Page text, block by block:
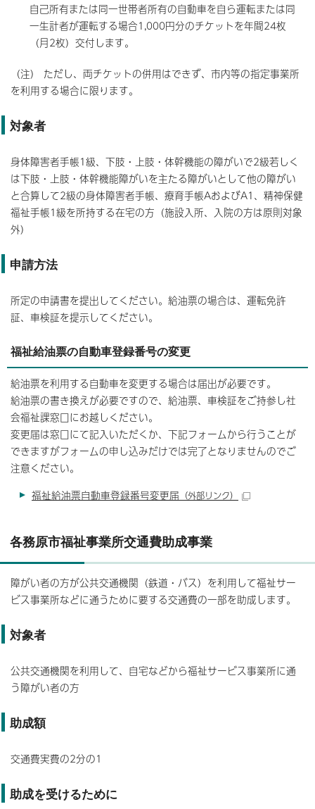
自己所有または同一世帯者所有の自動車を自ら運転または同
一生計者が運転する場合1,000円分のチケットを年間24枚
（月2枚）交付します。
（注） ただし、両チケットの併用はできず、市内等の指定事業所
を利用する場合に限ります。
対象者
身体障害者手帳1級、下肢・上肢・体幹機能の障がいで2級若しく
は下肢・上肢・体幹機能障がいを主たる障がいとして他の障がい
と合算して2級の身体障害者手帳、療育手帳AおよびA1、精神保健
福祉手帳1級を所持する在宅の方（施設入所、入院の方は原則対象
外）
申請方法
所定の申請書を提出してください。給油票の場合は、運転免許
証、車検証を提示してください。
福祉給油票の自動車登録番号の変更
給油票を利用する自動車を変更する場合は届出が必要です。
給油票の書き換えが必要ですので、給油票、車検証をご持参し社
会福祉課窓口にお越しください。
変更届は窓口にて記入いただくか、下記フォームから行うことが
できますがフォームの申し込みだけでは完了となりませんのでご
注意ください。
福祉給油票自動車登録番号変更届 （外部リンク）
各務原市福祉事業所交通費助成事業
障がい者の方が公共交通機関（鉄道・バス）を利用して福祉サー
ビス事業所などに通うために要する交通費の一部を助成します。
対象者
公共交通機関を利用して、自宅などから福祉サービス事業所に通
う障がい者の方
助成額
交通費実費の2分の1
助成を受けるために